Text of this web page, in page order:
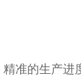
准的生产进